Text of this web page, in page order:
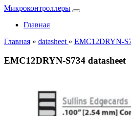
Микроконтроллеры
Главная
Главная » datasheet » EMC12DRYN-
EMC12DRYN-S734 datasheet